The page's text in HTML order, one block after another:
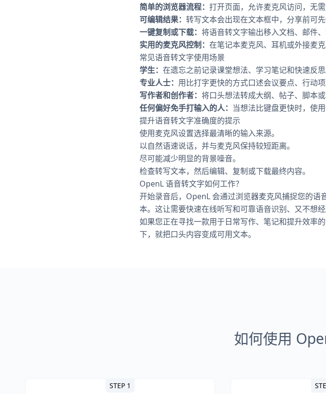
简单的浏览器流程： 打开页面，允许麦克风访问，无
可编辑结果： 转写文本会出现在文本框中，分享前可先
一键复制或下载： 将语音转文字输出移入文档、邮件、
实用的麦克风控制： 在笔记本麦克风、耳机或外接麦
常见语音转文字使用场景
学生： 在遗忘之前记录课堂想法、学习笔记和快速反思
专业人士： 用比打字更快的方式口述会议要点、行动项
写作者和创作者： 将口头想法转成大纲、帖子、脚本或
任何偏好免手打输入的人： 当想法比键盘更快时，使用
提升语音转文字准确度的提示
使用麦克风设置选择最清晰的输入来源。
以自然语速说话，并与麦克风保持较短距离。
尽可能减少明显的背景噪音。
检查转写文本，然后编辑、复制或下载最终内容。
OpenL 语音转文字如何工作？
开始录音后，OpenL 会通过浏览器麦克风捕捉您的
本。这让需要快速在线听写和可靠语音识别、又不想
如果您正在寻找一款用于日常写作、笔记和提升效率
下，就把口头内容变成可用文本。
如何使用
STEP 1